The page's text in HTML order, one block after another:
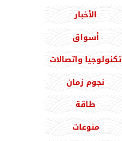
الأخبار
أسواق
تكنولوجيا واتصالات
نجوم زمان
طاقة
منوعات